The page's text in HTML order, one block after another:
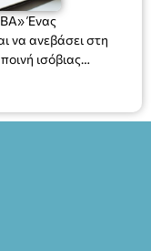
να ανεβάσει στη
ισόβιας
έργο για
συγκινητικό,
ως σημαντικό
του
του Δημήτρη
Χορν 2022-